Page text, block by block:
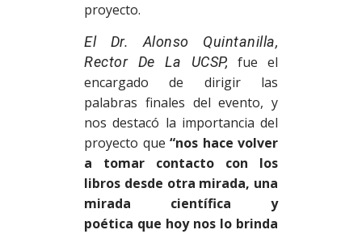
proyecto.
El Dr. Alonso Quintanilla,
Rector De La UCSP, fue el
encargado de dirigir las
palabras finales del evento, y
nos destacó la importancia del
proyecto que “nos hace volver
a tomar contacto con los
libros desde otra mirada, una
mirada científica y
poética que hoy nos lo brinda